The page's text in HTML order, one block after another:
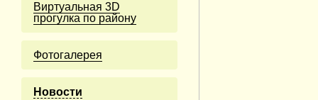
Виртуальная 3D
прогулка по району
Фотогалерея
Новости